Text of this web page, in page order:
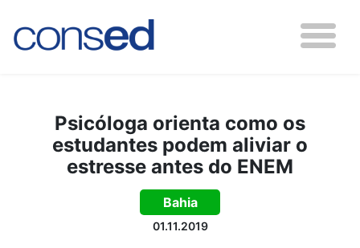
Psicóloga orienta como os
estudantes podem aliviar o
estresse antes do ENEM
Bahia
01.11.2019